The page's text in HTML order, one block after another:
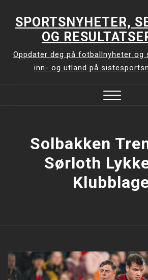
SPORTSNYHETER,
OG
Oppdater deg på fotballnyheter og
inn- og utland på
Solbakken
Sørloth